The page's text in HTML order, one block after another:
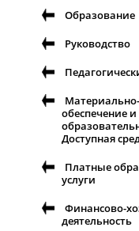
Образование
Руководство
обеспечение
Доступная
Платные
услуги
Финансово-
деятельность